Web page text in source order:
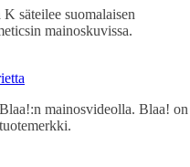
säteilee suomalaisen
mainoskuvissa.
mainosvideolla. Blaa! on